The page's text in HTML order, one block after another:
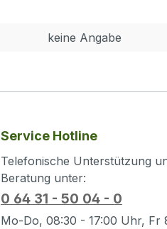
keine Angabe
Service Hotline
Telefonische Unterstützung
Beratung unter:
0 64 31 - 50 04 - 0
Mo-Do, 08:30 - 17:00 Uhr, Fr